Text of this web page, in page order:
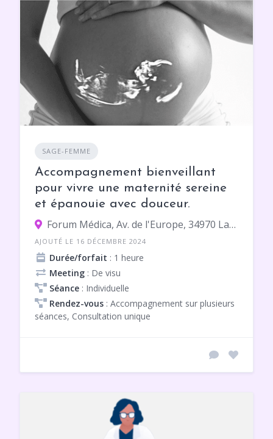
SAGE-FEMME
Accompagnement bienveillant
pour vivre une maternité sereine
et épanouie avec douceur.
Forum Médica, Av. de l'Europe, 34970 Lattes
AJOUTÉ LE 16 DÉCEMBRE 2024
Durée/forfait : 1 heure
Meeting : De visu
Séance : Individuelle
Rendez-vous : Accompagnement sur plusieurs
séances, Consultation unique